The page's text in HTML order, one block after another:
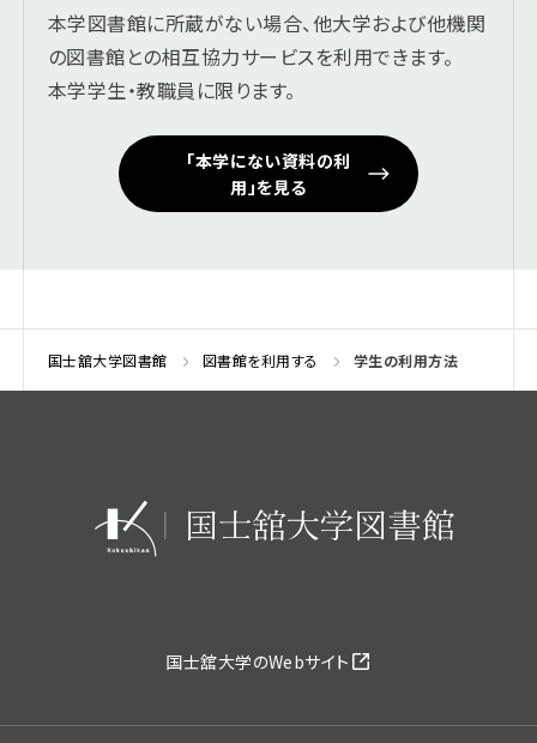
本学図書館に所蔵がない場合、他大学および他機関
の図書館との相互協力サービスを利用できます。
本学学生・教職員に限ります。
「本学にない資料の利
用」を見る
国士舘大学図書館 図書館を利用する 学生の利用方法
国士舘大学のWebサイト